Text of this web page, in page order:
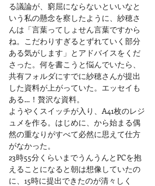
る議論が、窮屈にならないといいなと
いう私の懸念を察したように、紗穂さ
んは「言葉ってしょせん言葉ですから
ね。こだわりすぎるとずれていく部分
ある気がします」とアドバイスをくだ
さった。何を書こうと悩んでいたら、
共有フォルダにすでに紗穂さんが提出
した資料が上がっていた。エッセイも
ある…！贅沢な資料。
ようやくスイッチが入り、A41枚のレジ
ュメを作る。はじめに、から始まる偶
然の重なりがすべて必然に思えて仕方
がなかった。
23時55分くらいまでうんうんとPCを抱
えることになると朝は想像していたの
に、15時に提出できたのが清々しく